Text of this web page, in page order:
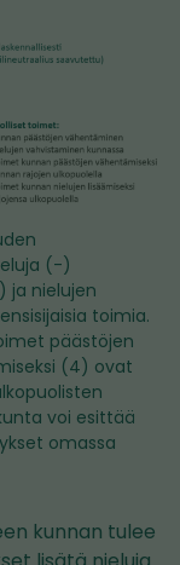
(-)
ja nielujen
toimia.
päästöjen
(4) ovat
voi esittää
omassa
kunnan tulee